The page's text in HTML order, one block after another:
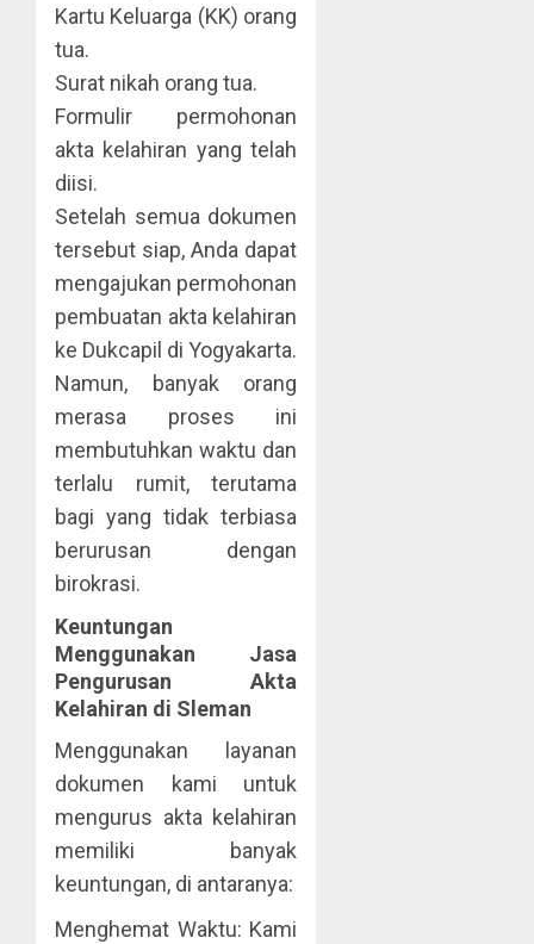
Kartu Keluarga (KK) orang
tua.
Surat nikah orang tua.
Formulir permohonan
akta kelahiran yang telah
diisi.
Setelah semua dokumen
tersebut siap, Anda dapat
mengajukan permohonan
pembuatan akta kelahiran
ke Dukcapil di Yogyakarta.
Namun, banyak orang
merasa proses ini
membutuhkan waktu dan
terlalu rumit, terutama
bagi yang tidak terbiasa
berurusan dengan
birokrasi.
Keuntungan
Menggunakan Jasa
Pengurusan Akta
Kelahiran di Sleman
Menggunakan layanan
dokumen kami untuk
mengurus akta kelahiran
memiliki banyak
keuntungan, di antaranya:
Menghemat Waktu: Kami